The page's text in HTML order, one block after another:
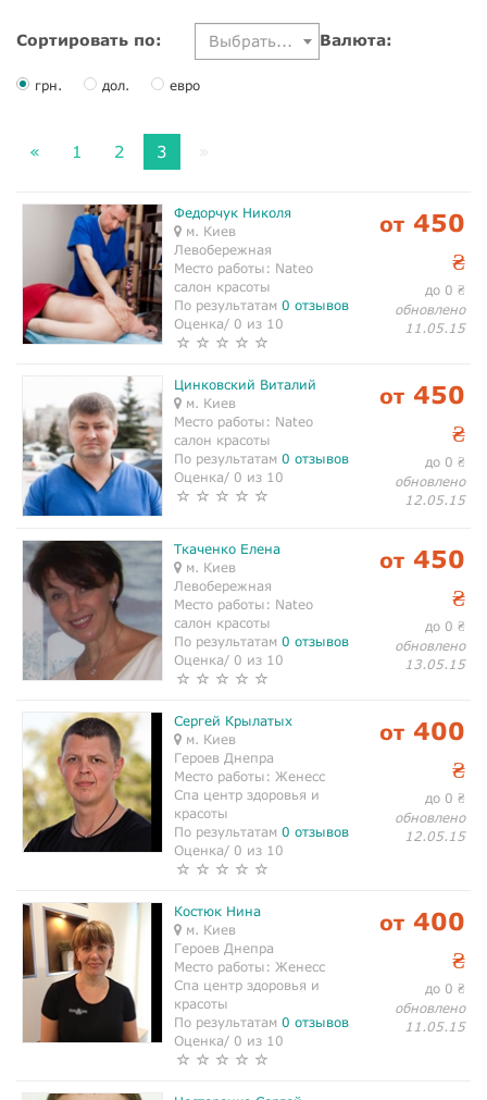
Сортировать по: Выбрать... Валюта:
грн. дол. евро
« 1 2 3 »
Федорчук Николя
м. Киев
Левобережная
Место работы: Nateo
салон красоты
По результатам 0 отзывов
Оценка/ 0 из 10
от 450
₴
до 0 ₴
обновлено
11.05.15
Цинковский Виталий
м. Киев
Место работы: Nateo
салон красоты
По результатам 0 отзывов
Оценка/ 0 из 10
от 450
₴
до 0 ₴
обновлено
12.05.15
Ткаченко Елена
м. Киев
Левобережная
Место работы: Nateo
салон красоты
По результатам 0 отзывов
Оценка/ 0 из 10
от 450
₴
до 0 ₴
обновлено
13.05.15
Сергей Крылатых
м. Киев
Героев Днепра
Место работы: Женесс
Спа центр здоровья и
красоты
По результатам 0 отзывов
Оценка/ 0 из 10
от 400
₴
до 0 ₴
обновлено
12.05.15
Костюк Нина
м. Киев
Героев Днепра
Место работы: Женесс
Спа центр здоровья и
красоты
По результатам 0 отзывов
Оценка/ 0 из 10
от 400
₴
до 0 ₴
обновлено
11.05.15